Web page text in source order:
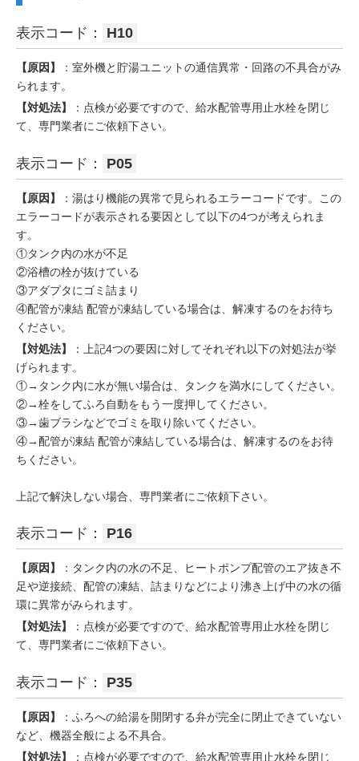
表示コード： H10
【原因】
：室外機と貯湯ユニットの通信異常・回路の不具合がみ
られます。
【対処法】
：点検が必要ですので、給水配管専用止水栓を閉じ
て、専門業者にご依頼下さい。
表示コード： P05
【原因】
：湯はり機能の異常で見られるエラーコードです。この
エラーコードが表示される要因として以下の4つが考えられま
す。
①タンク内の水が不足
②浴槽の栓が抜けている
③アダプタにゴミ詰まり
④配管が凍結 配管が凍結している場合は、解凍するのをお待ち
ください。
【対処法】
：上記4つの要因に対してそれぞれ以下の対処法が挙
げられます。
①→タンク内に水が無い場合は、タンクを満水にしてください。
②→栓をしてふろ自動をもう一度押してください。
③→歯ブラシなどでゴミを取り除いてください。
④→配管が凍結 配管が凍結している場合は、解凍するのをお待
ちください。
上記で解決しない場合、専門業者にご依頼下さい。
表示コード： P16
【原因】
：タンク内の水の不足、ヒートポンプ配管のエア抜き不
足や逆接続、配管の凍結、詰まりなどにより沸き上げ中の水の循
環に異常がみられます。
【対処法】
：点検が必要ですので、給水配管専用止水栓を閉じ
て、専門業者にご依頼下さい。
表示コード： P35
【原因】
：ふろへの給湯を開閉する弁が完全に閉止できていない
など、機器全般による不具合。
【対処法】
：点検が必要ですので、給水配管専用止水栓を閉じ